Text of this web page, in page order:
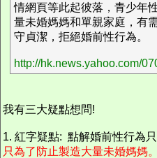
情網頁等此起彼落，青少年
量未婚媽媽和單親家庭，有
守貞潔，拒絕婚前性行為。
http://hk.news.yahoo.com/
我有三大疑點想問!
1. 紅字疑點: 點解婚前性行為
只為了防止製造大量未婚媽媽。